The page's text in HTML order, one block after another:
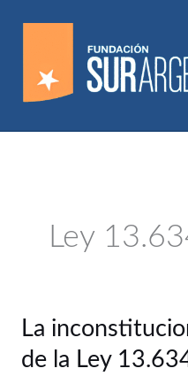
Ley
La
de la Ley
La
del